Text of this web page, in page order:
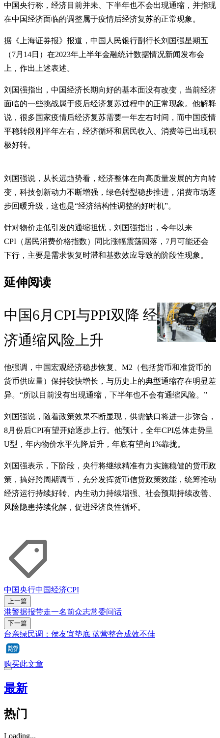
中国央行称，经济目前并未、下半年也不会出现通缩，并指现
在中国经济面临的调整属于疫情后经济复苏的正常现象。
据《上海证券报》报道，中国人民银行副行长刘国强星期五
（7月14日）在2023年上半年金融统计数据情况新闻发布会
上，作出上述表述。
刘国强指出，中国经济长期向好的基本面没有改变，当前经济
面临的一些挑战属于疫后经济复苏过程中的正常现象。他解释
说，很多国家疫情后经济复苏需要一年左右时间，而中国疫情
平稳转段刚半年左右，经济循环和居民收入、消费等已出现积
极好转。
刘国强说，从长远趋势看，经济整体在向高质量发展的方向转
变，科技创新动力不断增强，绿色转型稳步推进，消费市场逐
步回暖升级，这也是“经济结构性调整的好时机”。
针对物价走低引发的通缩担忧，刘国强指出，今年以来
CPI（居民消费价格指数）同比涨幅震荡回落，7月可能还会
下行，主要是需求恢复时滞和基数效应导致的阶段性现象。
延伸阅读
中国6月CPI与PPI双降 经
济通缩风险上升
他强调，中国宏观经济稳步恢复、M2（包括货币和准货币的
货币供应量）保持较快增长，与历史上的典型通缩存在明显差
异。“所以目前没有出现通缩，下半年也不会有通缩风险。”
刘国强说，随着政策效果不断显现，供需缺口将进一步弥合，
8月份后CPI有望开始逐步上行。他预计，全年CPI总体走势呈
U型，年内物价水平先降后升，年底有望向1%靠拢。
刘国强表示，下阶段，央行将继续精准有力实施稳健的货币政
策，搞好跨周期调节，充分发挥货币信贷政策效能，统筹推动
经济运行持续好转、内生动力持续增强、社会预期持续改善、
风险隐患持续化解，促进经济良性循环。
中国央行中国经济CPI
上一篇
港警据报带走一名前众志常委问话
下一篇
台亲绿民调：侯友宜垫底 蓝营整合成效不佳
购买此文章
最新
热门
Loading...